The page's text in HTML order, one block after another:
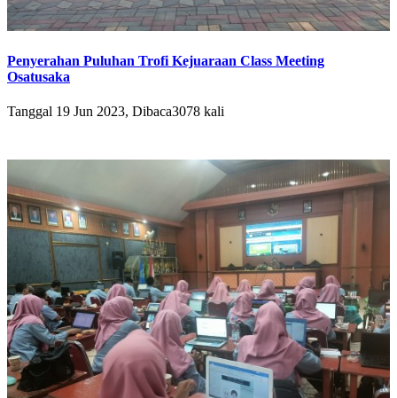
Penyerahan Puluhan Trofi Kejuaraan Class Meeting
Osatusaka
Tanggal 19 Jun 2023, Dibaca3078 kali